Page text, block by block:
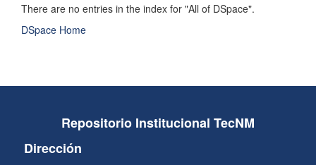
There are no entries in the index for "All of DSpace".
DSpace Home
Repositorio Institucional TecNM
Dirección